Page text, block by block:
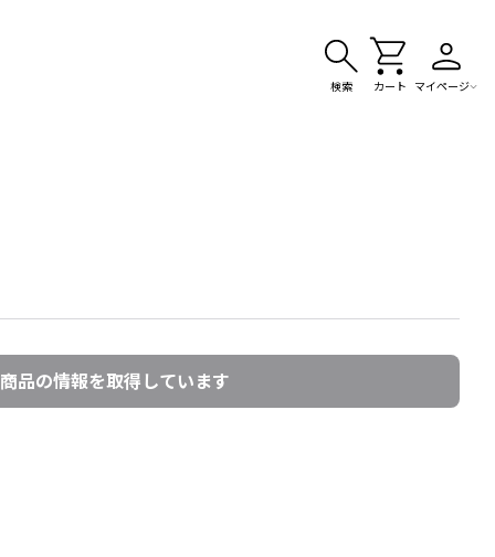
検索 カート マイページ
商品の情報を取得しています